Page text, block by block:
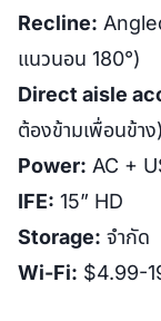
Recline:
แนวนอน 180°)
Direct aisle
ต้องข้ามเพื่อนข้าง)
Power: AC +
IFE: 15” HD
Storage: จำกัด
Wi-Fi: $4.99-